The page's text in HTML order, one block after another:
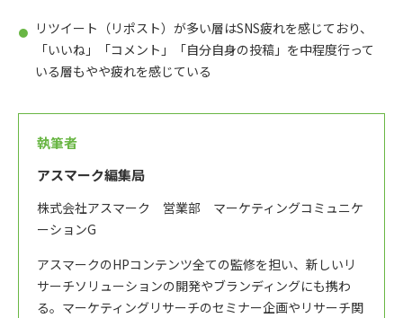
リツイート（リポスト）が多い層はSNS疲れを感じており、
「いいね」「コメント」「自分自身の投稿」を中程度行って
いる層もやや疲れを感じている
執筆者
アスマーク編集局
株式会社アスマーク 営業部 マーケティングコミュニケ
ーションG
アスマークのHPコンテンツ全ての監修を担い、新しいリ
サーチソリューションの開発やブランディングにも携わ
る。マーケティングリサーチのセミナー企画やリサーチ関